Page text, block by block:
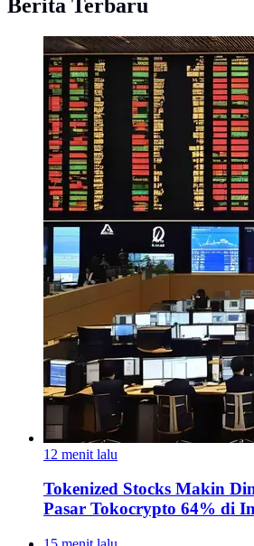
Berita Terbaru
12 menit lalu
Tokenized Stocks Makin
Pasar Tokocrypto 64% di